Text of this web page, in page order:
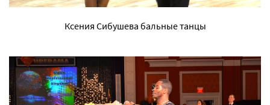
Ксения Сибушева бальные танцы